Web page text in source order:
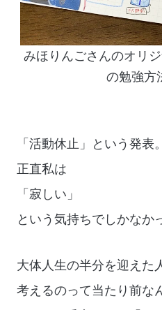
みほりんごさんのオリ
の勉強方
「活動休止」という発表。
正直私は
「寂しい」
という気持ちでしかなか
大体人生の半分を迎えた
考えるのって当たり前な